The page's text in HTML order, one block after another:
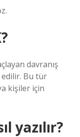
davranış
Bu tür
kişiler için
yazılır?